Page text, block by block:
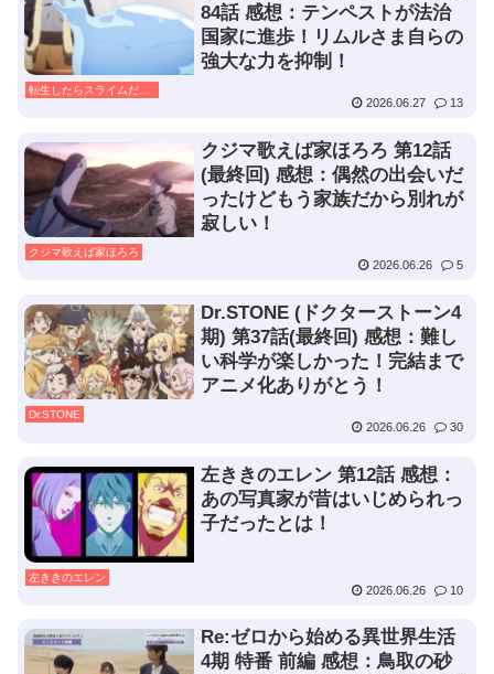
84話 感想：テンペストが法治
国家に進歩！リムルさま自らの
強大な力を抑制！
2026.06.27 13
クジマ歌えば家ほろろ
クジマ歌えば家ほろろ 第12話
(最終回) 感想：偶然の出会いだ
ったけどもう家族だから別れが
寂しい！
2026.06.26 5
Dr.STONE
Dr.STONE (ドクターストーン4
期) 第37話(最終回) 感想：難し
い科学が楽しかった！完結まで
アニメ化ありがとう！
2026.06.26 30
左ききのエレン
左ききのエレン 第12話 感想：
あの写真家が昔はいじめられっ
子だったとは！
2026.06.26 10
Re:ゼロから始める異世界生活
4期 特番 前編 感想：鳥取の砂